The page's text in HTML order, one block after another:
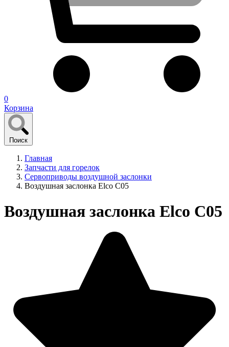
0
Корзина
Поиск
Главная
Запчасти для горелок
Сервоприводы воздушной заслонки
Воздушная заслонка Elco C05
Воздушная заслонка Elco C05